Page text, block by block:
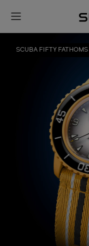
SCUBA FIFTY FATHOMS